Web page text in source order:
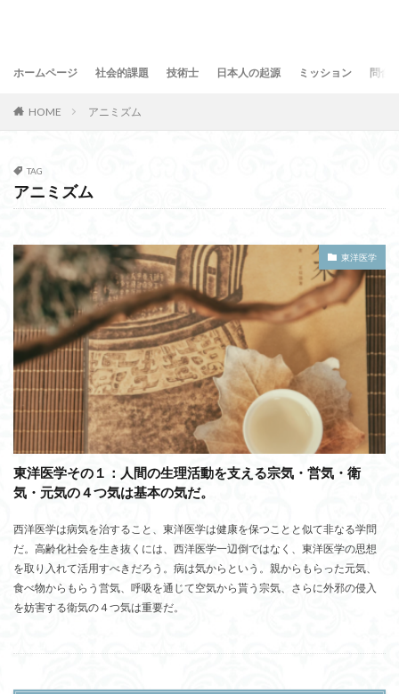
ホームページ 社会的課題 技術士 日本人の起源 ミッション 問合
HOME アニミズム
TAG
アニミズム
東洋医学
東洋医学その１：人間の生理活動を支える宗気・営気・衛
気・元気の４つ気は基本の気だ。
西洋医学は病気を治すること、東洋医学は健康を保つことと似て非なる学問
だ。高齢化社会を生き抜くには、西洋医学一辺倒ではなく、東洋医学の思想
を取り入れて活用すべきだろう。病は気からという。親からもらった元気、
食べ物からもらう営気、呼吸を通じて空気から貰う宗気、さらに外邪の侵入
を妨害する衛気の４つ気は重要だ。